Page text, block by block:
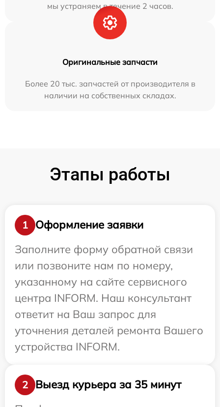
мы устраняем в течение 2 часов.
Оригинальные запчасти
Более 20 тыс. запчастей от производителя в
наличии на собственных складах.
Этапы работы
1
Оформление заявки
Заполните форму обратной связи
или позвоните нам по номеру,
указанному на сайте сервисного
центра INFORM. Наш консультант
ответит на Ваш запрос для
уточнения деталей ремонта Вашего
устройства INFORM.
2
Выезд курьера за 35 минут